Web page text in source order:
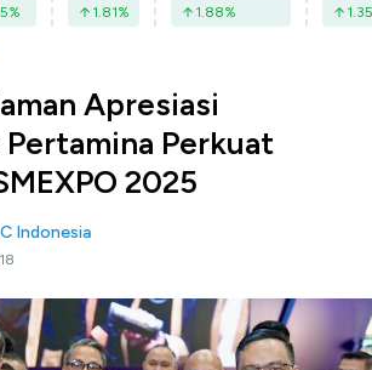
% 1.81% 1.88% 1.35
Apresiasi
Perkuat
2025
Indonesia